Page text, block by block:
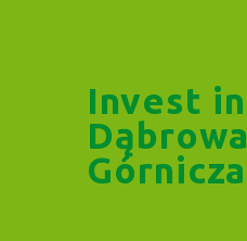
Invest in
Dąbrowa
Górnicza